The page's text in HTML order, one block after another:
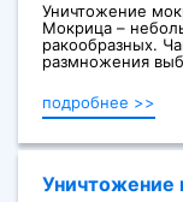
Уничтожение
Мокрица –
ракообразных.
размножения
подробнее >>
Уничтожение